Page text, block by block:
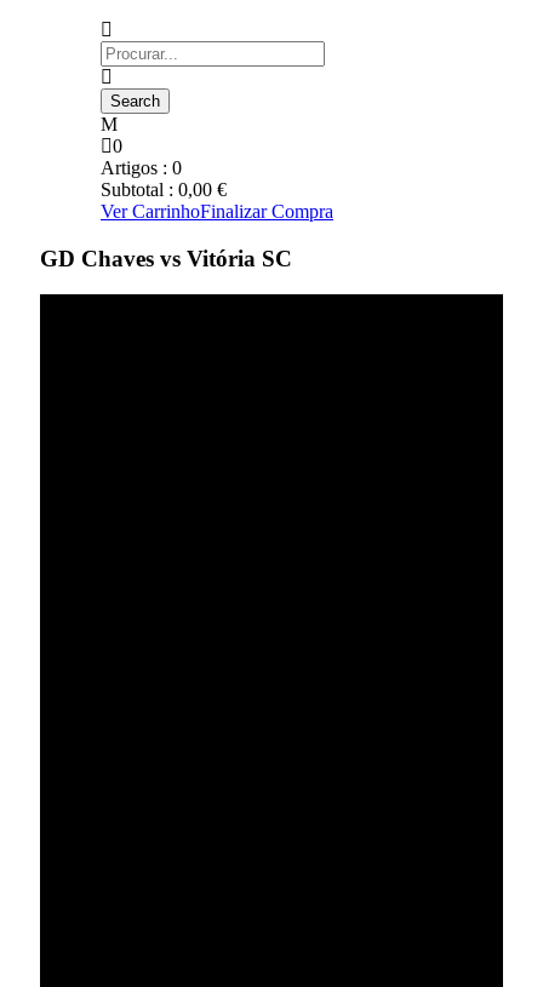
0
Artigos : 0
Subtotal : 0,00 €
Ver CarrinhoFinalizar Compra
GD Chaves vs Vitória SC